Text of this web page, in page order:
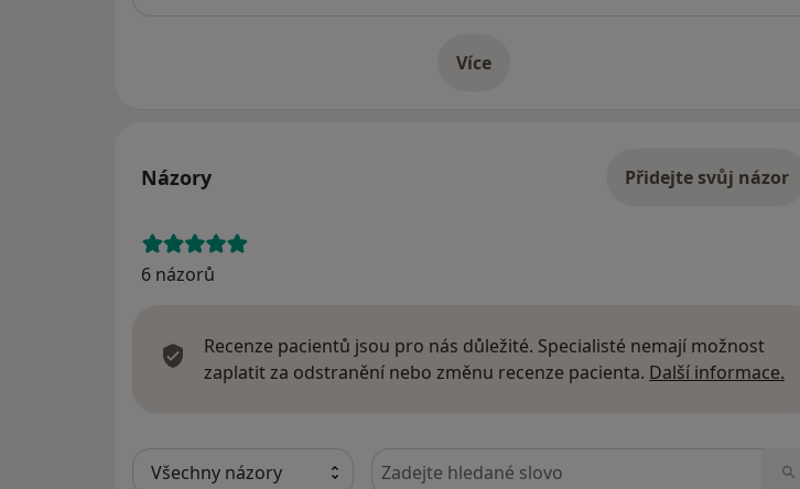
Víceo adrese
Názory Přidejte svůj názor
6 názorů
Recenze pacientů jsou pro nás důležité. Specialisté nemají možnost
zaplatit za odstranění nebo změnu recenze pacienta. Další informace.
Hledejte v názorech